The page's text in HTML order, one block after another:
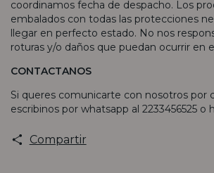
coordinamos fecha de despacho. Los
embalados con todas las protecciones
llegar en perfecto estado. No nos
roturas y/o daños que puedan ocurrir en
CONTACTANOS
Si queres comunicarte con nosotros por
escribinos por whatsapp al 2233456525 o
Compartir